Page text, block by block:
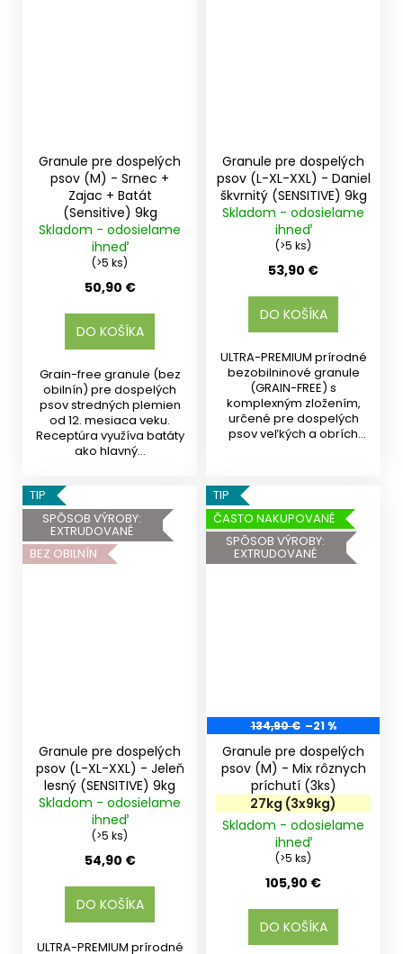
Granule pre dospelých
psov (M) - Srnec +
Zajac + Batát
(Sensitive) 9kg
Skladom - odosielame
ihneď
(>5 ks)
50,90 €
DO KOŠÍKA
Grain-free granule (bez
obilnín) pre dospelých
psov stredných plemien
od 12. mesiaca veku.
Receptúra využíva batáty
ako hlavný...
Granule pre dospelých
psov (L-XL-XXL) - Daniel
škvrnitý (SENSITIVE) 9kg
Skladom - odosielame
ihneď
(>5 ks)
53,90 €
DO KOŠÍKA
ULTRA-PREMIUM prírodné
bezobilninové granule
(GRAIN-FREE) s
komplexným zložením,
určené pre dospelých
psov veľkých a obrích
TIP
SPÔSOB VÝROBY:
EXTRUDOVANÉ
BEZ OBILNÍN
Granule pre dospelých
psov (L-XL-XXL) - Jeleň
lesný (SENSITIVE) 9kg
Skladom - odosielame
ihneď
(>5 ks)
54,90 €
DO KOŠÍKA
ULTRA-PREMIUM prírodné
TIP
ČASTO NAKUPOVANÉ
SPÔSOB VÝROBY:
EXTRUDOVANÉ
134,90 € –21 %
Granule pre dospelých
psov (M) - Mix rôznych
27kg (3x9kg)
Skladom - odosielame
ihneď
(>5 ks)
105,90 €
DO KOŠÍKA